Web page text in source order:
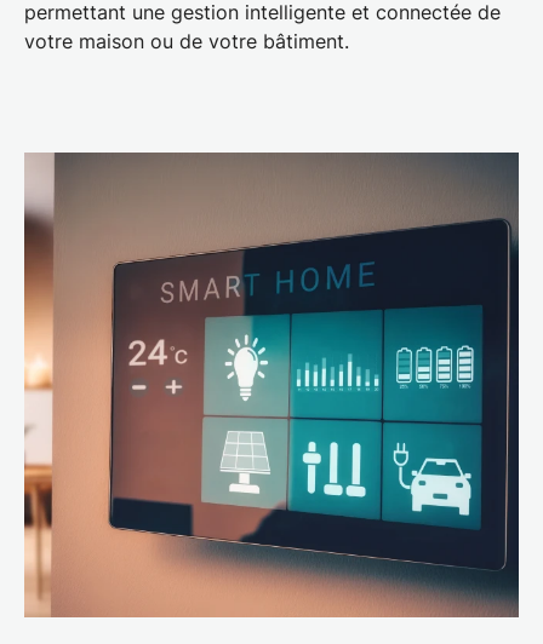
permettant une gestion intelligente et connectée de
votre maison ou de votre bâtiment.